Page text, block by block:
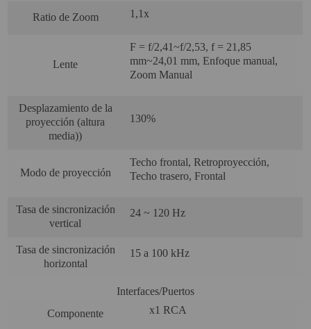
Ratio de Zoom 1,1x
Lente
F = f/2,41~f/2,53, f = 21,85
mm~24,01 mm, Enfoque manual,
Zoom Manual
Desplazamiento de la
proyección (altura
media))
130%
Modo de proyección
Techo frontal, Retroproyección,
Techo trasero, Frontal
Tasa de sincronización
vertical
24 ~ 120 Hz
Tasa de sincronización
horizontal
15 a 100 kHz
Interfaces/Puertos
Componente
x1 RCA